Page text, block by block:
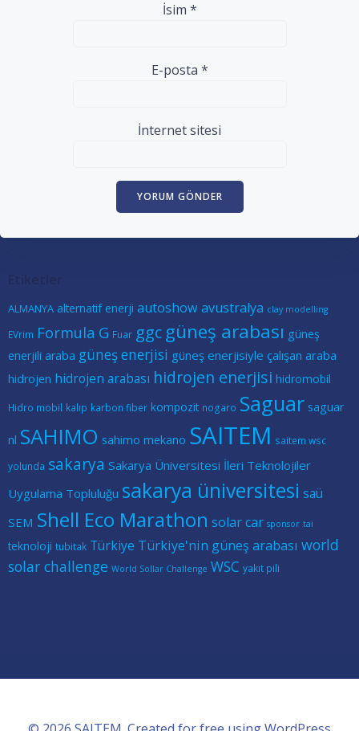
İsim *
E-posta *
İnternet sitesi
ALMANYA alternatif enerji autoshowavustralya clay modelling
EVrim Formula G Fuar ggc güneş arabası güneş
enerjili araba güneş enerjisi güneş enerjisiyle çalışan araba
hidrojen hidrojen arabası hidrojen enerjisi hidromobil
Hidro mobil kalıp karbon fiber kompozit nogaro Saguar saguar
nl SAHIMO sahimo mekano SAITEM saitem wsc
yolunda sakarya Sakarya Üniversitesi İleri Teknolojiler
Uygulama Topluluğu sakarya üniversitesi saü
SEM Shell Eco Marathon solar car sponsor tai
teknoloji tubitak Türkiye Türkiye'nin güneş arabası world
solar challenge World Sollar Challenge WSC yakıt pili